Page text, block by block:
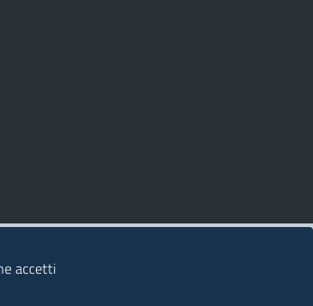
accetti